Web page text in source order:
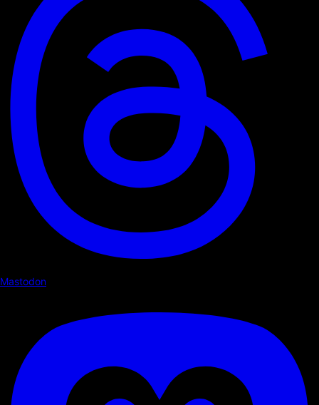
Mastodon